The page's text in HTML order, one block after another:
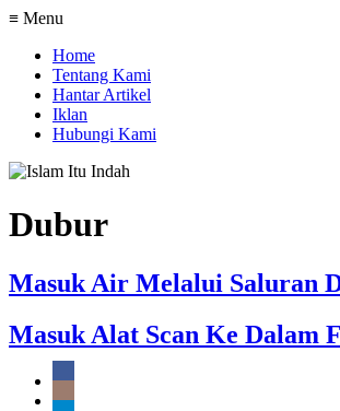
≡ Menu
Home
Tentang Kami
Hantar Artikel
Iklan
Hubungi Kami
Dubur
Masuk Air Melalui Saluran
Masuk Alat Scan Ke Dalam